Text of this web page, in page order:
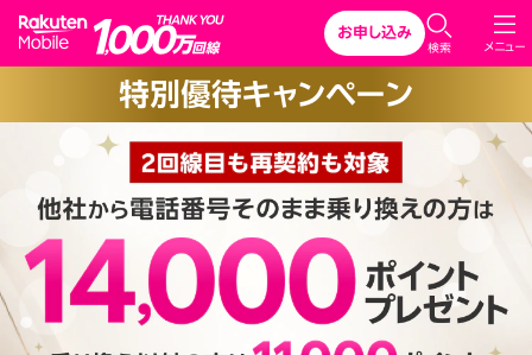
Rakuten Mobile
メニュー
検索
お申し込み
特別優待キャンペーン
C
l
s
e